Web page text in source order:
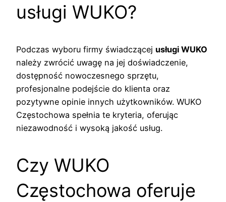
usługi WUKO?
Podczas wyboru firmy świadczącej usługi WUKO
należy zwrócić uwagę na jej doświadczenie,
dostępność nowoczesnego sprzętu,
profesjonalne podejście do klienta oraz
pozytywne opinie innych użytkowników. WUKO
Częstochowa spełnia te kryteria, oferując
niezawodność i wysoką jakość usług.
Czy WUKO
Częstochowa oferuje